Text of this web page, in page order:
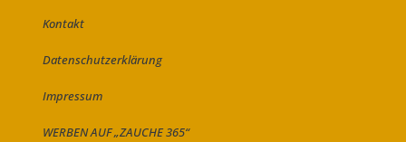
Kontakt
Datenschutzerklärung
Impressum
WERBEN AUF „ZAUCHE 365“